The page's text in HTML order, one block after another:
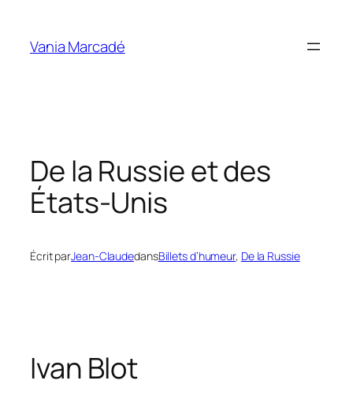
contenu
Vania Marcadé
De la Russie et des
États-Unis
Écrit parJean-ClaudedansBillets d’humeur, De la Russie
Ivan Blot